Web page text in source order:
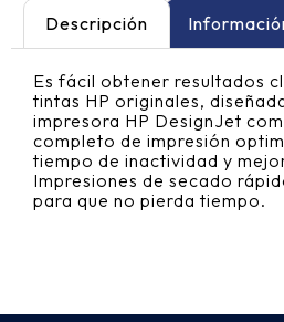
Descripción
Es fácil obtener resultados
tintas HP originales,
impresora HP DesignJet
completo de impresión
tiempo de inactividad y
Impresiones de secado
para que no pierda tiempo.